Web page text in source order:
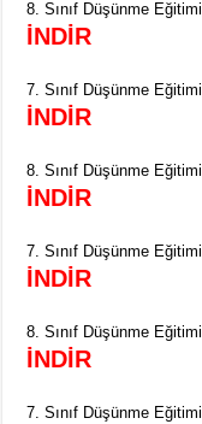
8. Sınıf Düşünme
İNDİR
7. Sınıf Düşünme
İNDİR
8. Sınıf Düşünme
İNDİR
7. Sınıf Düşünme
İNDİR
8. Sınıf Düşünme
İNDİR
7. Sınıf Düşünme